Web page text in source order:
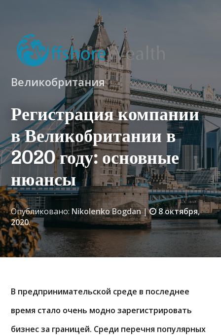
Великобритания
Регистрация компании
в Великобритании в
2020 году: основные
нюансы
Опубликовано: Nikolenko Bogdan|
8 октября,
2020.
В предпринимательской среде в последнее
время стало очень модно зарегистрировать
бизнес за границей. Среди перечня популярных